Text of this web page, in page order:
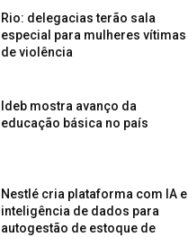
Rio: delegacias terão sala
especial para mulheres vítimas
de violência
Ideb mostra avanço da
educação básica no país
Nestlé cria plataforma com IA e
inteligência de dados para
autogestão de estoque de